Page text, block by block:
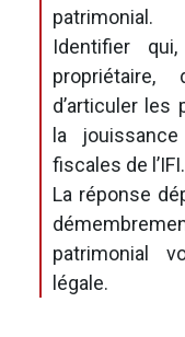
patrimonial.
Identifier
d’articuler
la
fiscales de l’IFI.
La réponse
patrimonial
légale.